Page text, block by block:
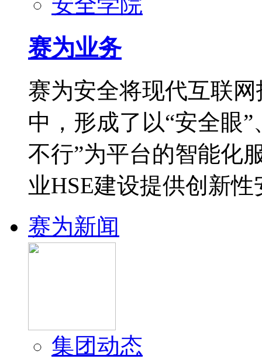
赛为业务
赛为安全将现代互联
中，形成了以“安全眼
不行”为平台的智能化
业HSE建设提供创新
赛为新闻
集团动态